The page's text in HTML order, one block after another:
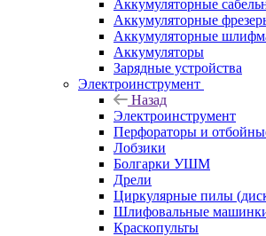
Аккумуляторные
Аккумуляторные
Аккумуляторные
Аккумуляторы
Зарядные устройства
Электроинструмент
Назад
Электроинструмент
Перфораторы и
Лобзики
Болгарки УШМ
Дрели
Циркулярные пилы
Шлифовальные
Краскопульты